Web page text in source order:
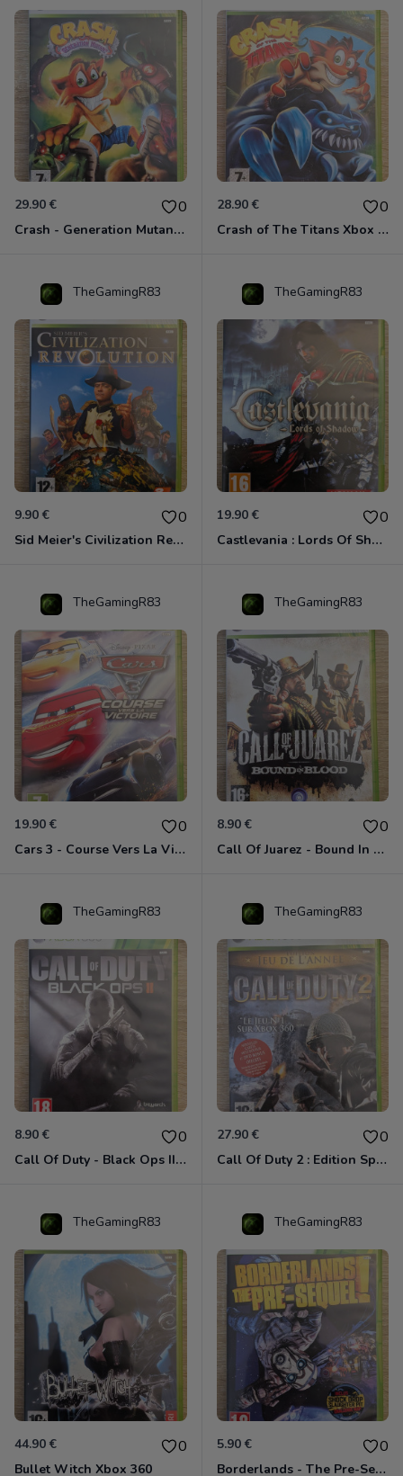
29.90 € 0
Crash - Generation Mutant Xbox 360
28.90 € 0
Crash of The Titans Xbox 360
TheGamingR83
9.90 € 0
Sid Meier's Civilization Revolution Xbox 360
TheGamingR83
19.90 € 0
Castlevania : Lords Of Shadow Xbox 360
TheGamingR83
19.90 € 0
Cars 3 - Course Vers La Victoire Xbox 360
TheGamingR83
8.90 € 0
Call Of Juarez - Bound In Blood Xbox 360
TheGamingR83
8.90 € 0
Call Of Duty - Black Ops II Xbox 360
TheGamingR83
27.90 € 0
Call Of Duty 2 : Edition Spéciale Xbox 360 GOTY
TheGamingR83
44.90 € 0
Bullet Witch Xbox 360
TheGamingR83
5.90 € 0
Borderlands - The Pre-Sequel ! Xbox 360